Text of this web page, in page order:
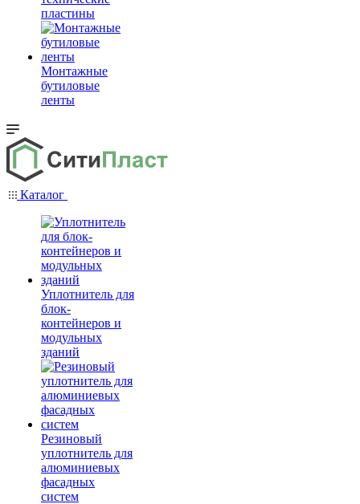
пластины
Монтажные
бутиловые
ленты
Каталог
Уплотнитель для
блок-
контейнеров и
модульных
зданий
Резиновый
уплотнитель для
алюминиевых
фасадных
систем